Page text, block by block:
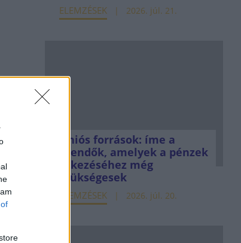
ELEMZÉSEK 2026. júl. 21.
Uniós források: íme a
teendők, amelyek a pénzek
érkezéséhez még
szükségesek
ELEMZÉSEK 2026. júl. 20.